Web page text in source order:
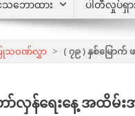
သဘောထား ပါတီလှုပ်ရှား
သဝဏ်လွှာ > ( ၇၉ ) နှစ်မြေ
လှန်ရေးနေ့ အထိမ်း